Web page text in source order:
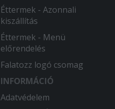
Éttermek - Azonnali
kiszállítás
Éttermek - Menü
előrendelés
Falatozz logó csomag
INFORMÁCIÓ
Adatvédelem